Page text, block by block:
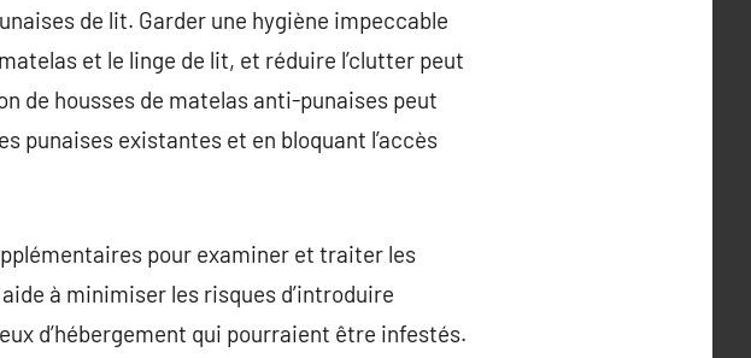
de lit. Garder une hygiène impeccable
et le linge de lit, et réduire l’clutter peut
de housses de matelas anti-punaises peut
punaises existantes et en bloquant l’accès
pour examiner et traiter les
à minimiser les risques d’introduire
d’hébergement qui pourraient être infestés.